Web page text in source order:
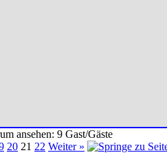
ansehen: 9 Gast/Gäste
20 21 22 Weiter »